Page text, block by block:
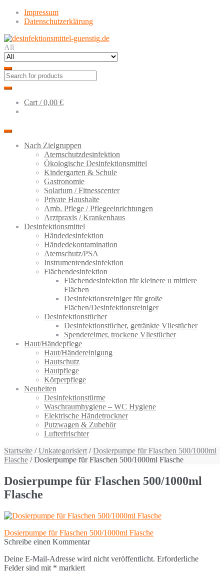
Skip
Skip
Impressum
Datenschutzerklärung
All
Cart /0,00 €
Nach Zielgruppen
Atemschutzdesinfektion
Ökologische Desinfektionsmittel
Kindergarten & Schule
Gastronomie
Solarium / Fitnesscenter
Private Haushalte
Amb. Pflege / Pflegeeinrichtungen
Arztpraxis / Krankenhaus
Desinfektionsmittel
Händedesinfektion
Händedekontamination
Atemschutz/PSA
Instrumentendesinfektion
Flächendesinfektion
Flächendesinfektion für kleinere u mittlere
Flächen
Desinfektionsreiniger für große
Flächen/Desinfektionsreiniger
Desinfektionstücher
Desinfektionstücher, getränkte Vliestücher
Spendereimer, trockene Vliestücher
Haut/Händepflege
Haut/Händereinigung
Hautschutz
Hautpflege
Körperpflege
Neuheiten
Desinfektionstürme
Waschraumhygiene – WC Hygiene
Elektrische Händetrockner
Putzwagen & Zubehör
Lufterfrischter
Startseite /Unkategorisiert /Dosierpumpe für Flaschen 500/1000ml
Flasche / Dosierpumpe für Flaschen 500/1000ml Flasche
Dosierpumpe für Flaschen 500/1000ml
Flasche
Beitragsnavigation
Dosierpumpe für Flaschen 500/1000ml Flasche
Schreibe einen Kommentar
Deine E-Mail-Adresse wird nicht veröffentlicht. Erforderliche
Felder sind mit * markiert